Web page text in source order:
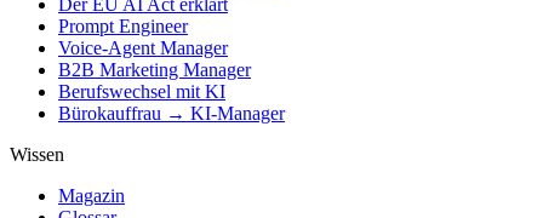
Der EU AI Act erklärt
Prompt Engineer
Voice-Agent Manager
B2B Marketing Manager
Berufswechsel mit KI
Bürokauffrau → KI-Manager
Wissen
Magazin